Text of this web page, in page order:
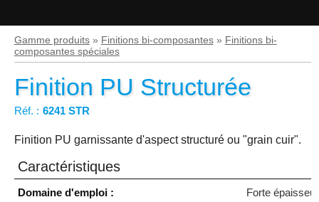
Gamme produits» Finitions bi-composantes» Finitions bi-
composantes spéciales
Finition PU Structurée
Réf. : 6241 STR
Finition PU garnissante d'aspect structuré ou "grain cuir".
Caractéristiques
Domaine d'emploi : Forte